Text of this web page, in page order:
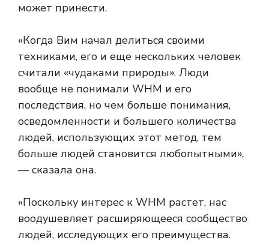
может принести.
«Когда Вим начал делиться своими
техниками, его и еще нескольких человек
считали «чудаками природы». Люди
вообще не понимали WHM и его
последствия, но чем больше понимания,
осведомленности и большего количества
людей, использующих этот метод, тем
больше людей становится любопытными»,
— сказала она.
«Поскольку интерес к WHM растет, нас
воодушевляет расширяющееся сообщество
людей, исследующих его преимущества.